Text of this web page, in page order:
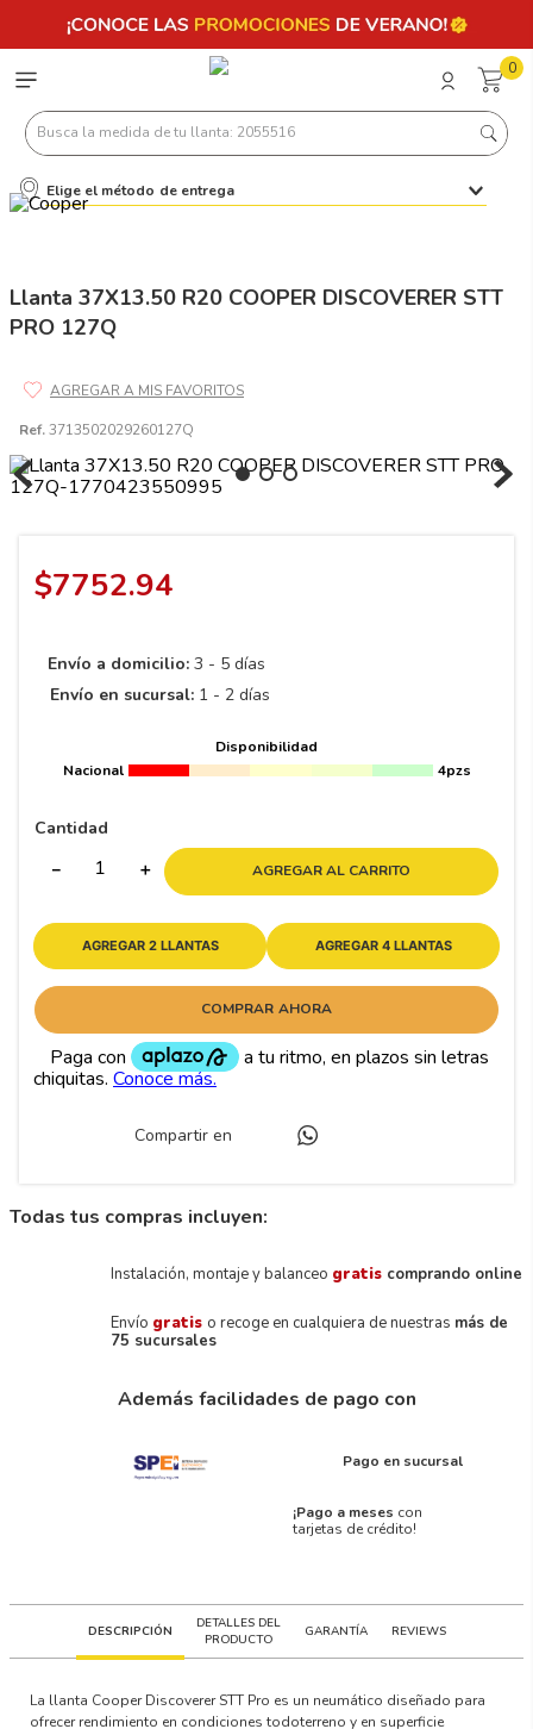
0
Busca la medida de tu llanta: 2055516
Elige el método de entrega
Llanta 37X13.50 R20 COOPER DISCOVERER STT
PRO 127Q
Ref.3713502029260127Q
$7752.94
Envío a domicilio: 3 - 5 días
Envío en sucursal: 1 - 2 días
Disponibilidad
Nacional
4pzs
Cantidad
＋
－ AGREGAR AL CARRITO
AGREGAR 2 LLANTAS AGREGAR 4 LLANTAS
COMPRAR AHORA
Compartir en
Todas tus compras incluyen:
Instalación, montaje y balanceo gratis comprando online
Envío gratis o recoge en cualquiera de nuestras más de
75 sucursales
Además facilidades de pago con
Pago en sucursal
¡Pago a meses con
tarjetas de crédito!
DESCRIPCIÓN
DETALLES DEL
PRODUCTO
GARANTÍA REVIEWS
La llanta Cooper Discoverer STT Pro es un neumático diseñado para
ofrecer rendimiento en condiciones todoterreno y en superficie
Términos más buscados